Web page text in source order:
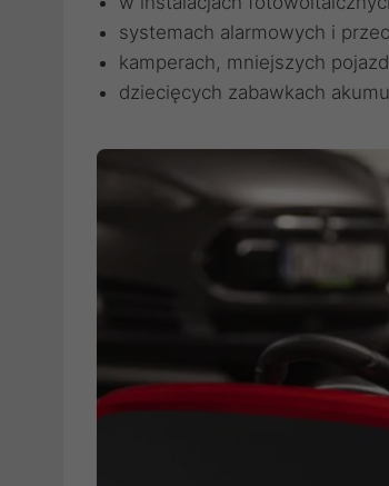
systemach alarmowych i
kamperach, mniejszych
dziecięcych zabawkach